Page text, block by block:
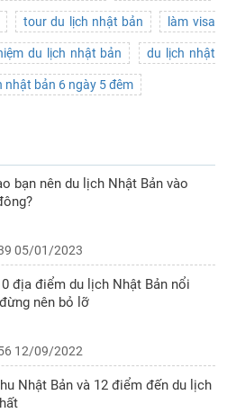
tour du lịch nhật bản làm visa
du lịch nhật bản du lịch nhật
nhật bản 6 ngày 5 đêm
bạn nên du lịch Nhật Bản vào
05/01/2023
địa điểm du lịch Nhật Bản nổi
nên bỏ lỡ
12/09/2022
Nhật Bản và 12 điểm đến du lịch